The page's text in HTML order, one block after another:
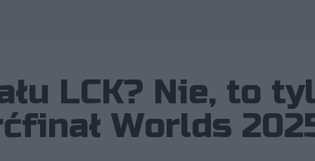
LCK? Nie, to
Worlds